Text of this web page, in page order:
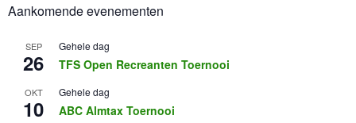
Aankomende evenementen
SEP
26
Gehele dag
TFS Open Recreanten Toernooi
OKT
10
Gehele dag
ABC Almtax Toernooi